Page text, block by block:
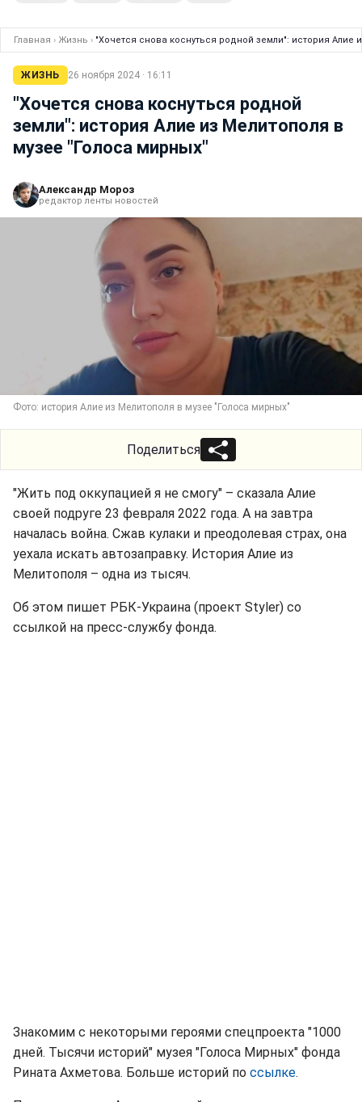
Главная › Жизнь › "Хочется снова коснуться родной земли": история Алие
ЖИЗНЬ 26 ноября 2024 · 16:11
"Хочется снова коснуться родной
земли": история Алие из Мелитополя в
музее "Голоса мирных"
Александр Мороз
редактор ленты новостей
Фото: история Алие из Мелитополя в музее "Голоса мирных"
Поделиться
"Жить под оккупацией я не смогу" – сказала Алие
своей подруге 23 февраля 2022 года. А на завтра
началась война. Сжав кулаки и преодолевая страх, она
уехала искать автозаправку. История Алие из
Мелитополя – одна из тысяч.
Об этом пишет РБК-Украина (проект Styler) со
ссылкой на пресс-службу фонда.
Знакомим с некоторыми героями спецпроекта "1000
дней. Тысячи историй" музея "Голоса Мирных" фонда
Рината Ахметова. Больше историй по ссылке.